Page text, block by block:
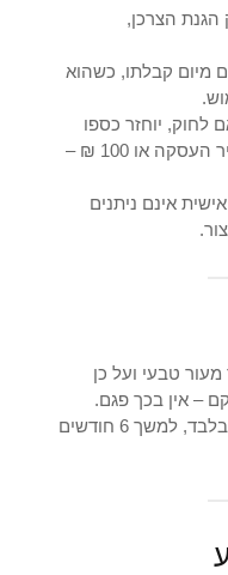
הצרכן,
מוצר תתאפשר בתוך 14 יום מיום קבלתו, כשהוא
לחוק, יוחזר כספו
בניכוי דמי ביטול של עד 5% ממחיר העסקה או ‎100 ₪ –
אינם ניתנים
טבעי ועל כן
– אין בכך פגם.
אחריות היצרן חלה על פגמי ייצור בלבד, למשך 6 חודשים